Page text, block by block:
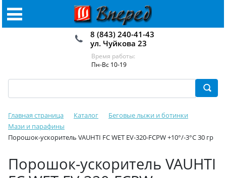
8 (843) 240-41-43
ул. Чуйкова 23
Время работы:
Пн-Вс 10-19
Главная страница Каталог
Беговые лыжи и ботинки
Мази и парафины
Порошок-ускоритель VAUHTI FC WET EV-320-FCPW +10°/-3°С 30 гр
Порошок-ускоритель VAUHTI